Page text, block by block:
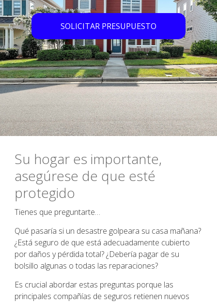
SOLICITAR PRESUPUESTO
Su hogar es importante,
asegúrese de que esté
protegido
Tienes que preguntarte…
Qué pasaría si un desastre golpeara su casa mañana?
¿Está seguro de que está adecuadamente cubierto
por daños y pérdida total? ¿Debería pagar de su
bolsillo algunas o todas las reparaciones?
Es crucial abordar estas preguntas porque las
principales compañías de seguros retienen nuevos